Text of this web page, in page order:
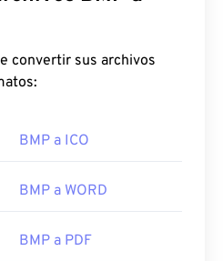
convertir sus archivos
BMP a ICO
BMP a WORD
BMP a PDF